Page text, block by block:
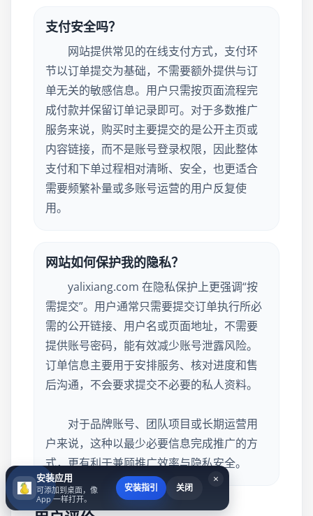
支付安全吗？
网站提供常见的在线支付方式，支付环
节以订单提交为基础，不需要额外提供与订
单无关的敏感信息。用户只需按页面流程完
成付款并保留订单记录即可。对于多数推广
服务来说，购买时主要提交的是公开主页或
内容链接，而不是账号登录权限，因此整体
支付和下单过程相对清晰、安全，也更适合
需要频繁补量或多账号运营的用户反复使
用。
网站如何保护我的隐私？
yalixiang.com 在隐私保护上更强调“按
需提交”。用户通常只需要提交订单执行所必
需的公开链接、用户名或页面地址，不需要
提供账号密码，能有效减少账号泄露风险。
订单信息主要用于安排服务、核对进度和售
后沟通，不会要求提交不必要的私人资料。
对于品牌账号、团队项目或长期运营用
户来说，这种以最少必要信息完成推广的方
式，更有利于兼顾推广效率与隐私安全。
×
安装应用
可添加到桌面，像
App 一样打开。
安装指引 关闭